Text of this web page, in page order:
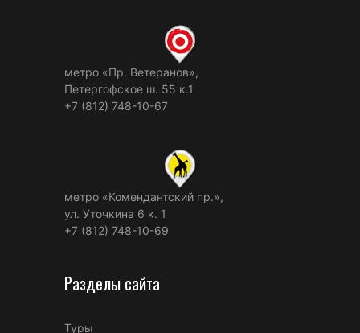
метро «Пр. Ветеранов»,
Петергофское ш. 55 к.1
+7 (812) 748-10-67
метро «Комендантский пр.»,
ул. Уточкина 6 к. 1
+7 (812) 748-10-69
Разделы сайта
Туры